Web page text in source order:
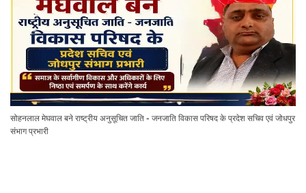
सोहनलाल मेघवाल बने राष्ट्रीय अनुसूचित जाति - जनजाति विकास परिषद के प्रदेश सचिव एवं जोधपुर
संभाग प्रभारी